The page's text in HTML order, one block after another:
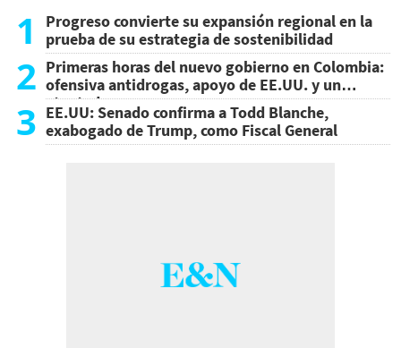
1
Progreso convierte su expansión regional en la
prueba de su estrategia de sostenibilidad
2 Primeras horas del nuevo gobierno en Colombia:
ofensiva antidrogas, apoyo de EE.UU. y un
atentado
3 EE.UU: Senado confirma a Todd Blanche,
exabogado de Trump, como Fiscal General